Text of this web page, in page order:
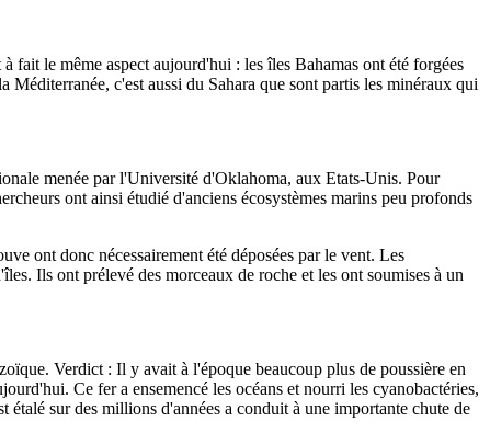
fait le même aspect aujourd'hui : les îles Bahamas ont été forgées
c'est aussi du Sahara que sont partis les minéraux qui
menée par l'Université d'Oklahoma, aux Etats-Unis. Pour
ont ainsi étudié d'anciens écosystèmes marins peu profonds
ont donc nécessairement été déposées par le vent. Les
Ils ont prélevé des morceaux de roche et les ont soumises à un
Verdict : Il y avait à l'époque beaucoup plus de poussière en
Ce fer a ensemencé les océans et nourri les cyanobactéries,
sur des millions d'années a conduit à une importante chute de